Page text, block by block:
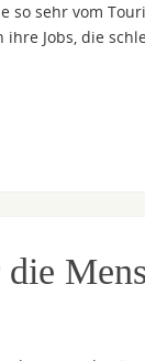
so sehr vom
Jobs, die